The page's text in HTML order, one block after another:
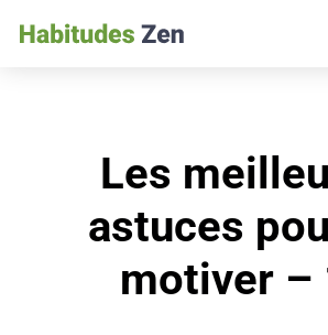
Les
astuces
motiver –